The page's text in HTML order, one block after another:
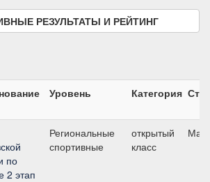
РЕЗУЛЬТАТЫ И РЕЙТИНГ
Уровень Категория
по
2 этап
Региональные
спортивные
открытый
класс